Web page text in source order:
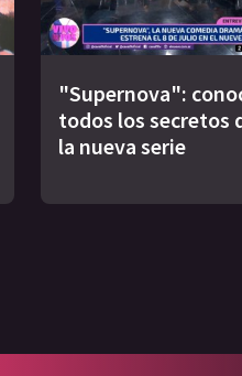
"Supernova":
todos los secretos
la nueva serie